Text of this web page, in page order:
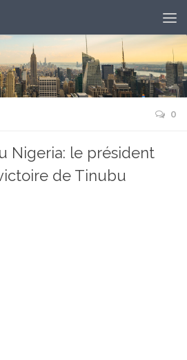
0
Nigeria: le président
de Tinubu